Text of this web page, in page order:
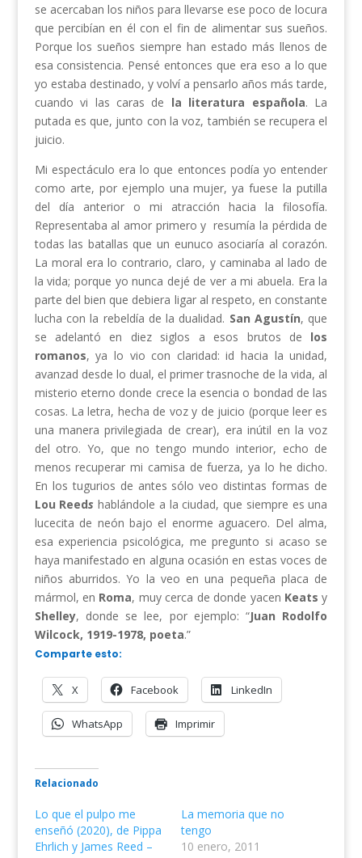
se acercaban los niños para llevarse ese poco de locura
que percibían en él con el fin de alimentar sus sueños.
Porque los sueños siempre han estado más llenos de
esa consistencia. Pensé entonces que era eso a lo que
yo estaba destinado, y volví a pensarlo años más tarde,
cuando vi las caras de la literatura española. La
putada es que, junto con la voz, también se recupera el
juicio.
Mi espectáculo era lo que entonces podía yo entender
como arte, por ejemplo una mujer, ya fuese la putilla
del día anterior o mi atracción hacia la filosofía.
Representaba al amor primero y resumía la pérdida de
todas las batallas que un eunuco asociaría al corazón.
La moral era lo contrario, claro, y caminaba al lado de
la vida; porque yo nunca dejé de ver a mi abuela. Era la
parte del bien que debiera ligar al respeto, en constante
lucha con la rebeldía de la dualidad. San Agustín, que
se adelantó en diez siglos a esos brutos de los
romanos, ya lo vio con claridad: id hacia la unidad,
avanzad desde lo dual, el primer trasnoche de la vida, al
misterio eterno donde crece la esencia o bondad de las
cosas. La letra, hecha de voz y de juicio (porque leer es
una manera privilegiada de crear), era inútil en la voz
del otro. Yo, que no tengo mundo interior, echo de
menos recuperar mi camisa de fuerza, ya lo he dicho.
En los tugurios de antes sólo veo distintas formas de
Lou Reeds hablándole a la ciudad, que siempre es una
lucecita de neón bajo el enorme aguacero. Del alma,
esa experiencia psicológica, me pregunto si acaso se
haya manifestado en alguna ocasión en estas voces de
niños aburridos. Yo la veo en una pequeña placa de
mármol, en Roma, muy cerca de donde yacen Keats y
Shelley, donde se lee, por ejemplo: “Juan Rodolfo
Wilcock, 1919-1978, poeta.”
Comparte esto:
X Facebook LinkedIn
WhatsApp Imprimir
Relacionado
Lo que el pulpo me
enseñó (2020), de Pippa
Ehrlich y James Reed –
La memoria que no
tengo
10 enero, 2011